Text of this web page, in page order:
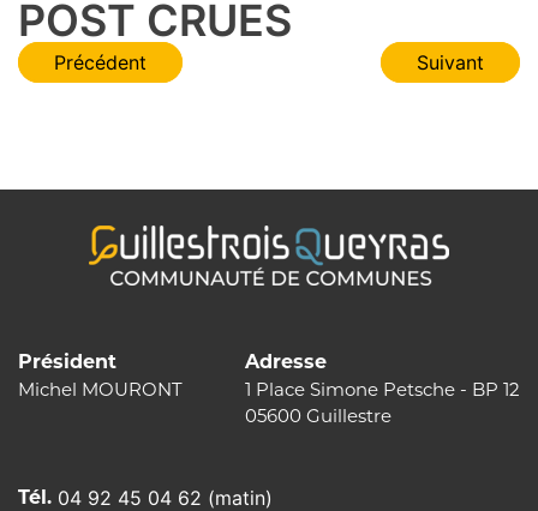
POST CRUES
Navigation
Précédent Suivant
Président
Michel MOURONT
Adresse
1 Place Simone Petsche - BP 12
05600 Guillestre
Tél. 04 92 45 04 62 (matin)